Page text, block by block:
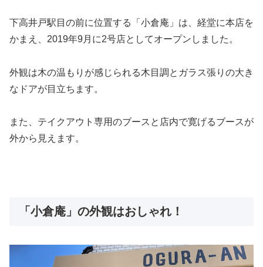
下高井戸駅目の前に位置する「小倉庵」は、経堂に本店を
かまえ、2019年9月に2号店としてオープンしました。
外観は木の温もりが感じられる木目調とガラス張りの大き
なドアが目立ちます。
また、テイクアウト専用のブースと店内で寛げるブースが
外から見えます。
「小倉庵」の外観はおしゃれ！